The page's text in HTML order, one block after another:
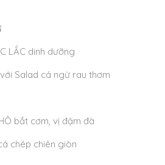
LẮC dinh dưỡng
Salad cá ngừ rau thơm
bắt cơm, vị đậm đà
chép chiên giòn